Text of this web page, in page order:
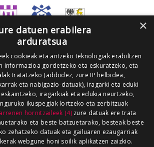
×
datuen erabilera
arduratsua
cookieak eta antzeko teknologiak erabiltzen
informazioa gordetzeko eta eskuratzeko, eta
tratatzeko (adibidez, zure IP helbidea,
eta nabigazio-datuak), iragarki eta eduki
iragarkiak eta edukia neurtzeko,
ikuspegiak lortzeko eta zerbitzuak
hornitzaileek (4)zure datuak ere trata
eta beste batzuetarako, besteak beste
zehatzeko datuak eta gailuaren ezaugarriak
webgune honi soilik aplikatzen zaizkio.